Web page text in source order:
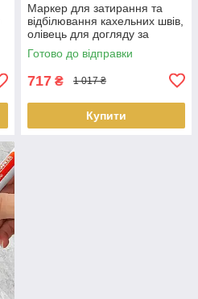
Маркер для затирання та
відбілювання кахельних швів,
олівець для догляду за
плиткою Білий - 3 шт
Готово до відправки
717 ₴ 1 017 ₴
Купити